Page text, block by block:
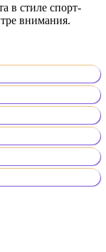
в стиле спорт-
внимания.